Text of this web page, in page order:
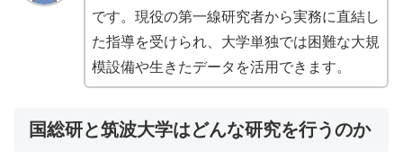
です。現役の第一線研究者から実務に直結し
た指導を受けられ、大学単独では困難な大規
模設備や生きたデータを活用できます。
国総研と筑波大学はどんな研究を行うのか